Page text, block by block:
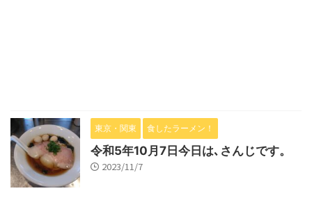
東京・関東 食したラーメン！
令和5年10月7日今日は､さんじです。
2023/11/7